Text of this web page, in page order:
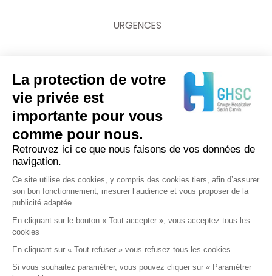
URGENCES
03 20 62 70 00
La protection de votre
vie privée est
importante pour vous
comme pour nous.
Retrouvez ici ce que nous faisons de vos données de
navigation.
Ce site utilise des cookies, y compris des cookies tiers, afin d’assurer
son bon fonctionnement, mesurer l’audience et vous proposer de la
publicité adaptée.
En cliquant sur le bouton « Tout accepter », vous acceptez tous les
cookies
En cliquant sur « Tout refuser » vous refusez tous les cookies.
Si vous souhaitez paramétrer, vous pouvez cliquer sur « Paramétrer